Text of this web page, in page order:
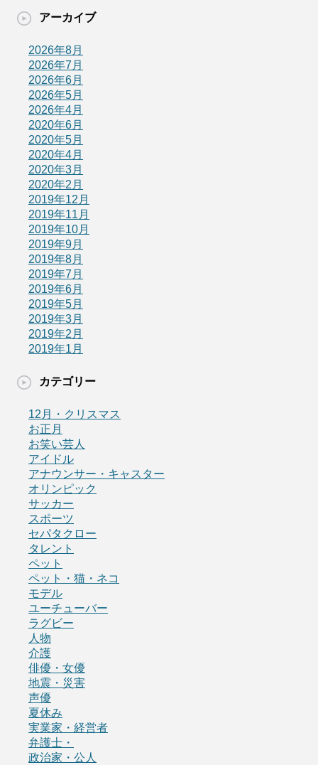
アーカイブ
2026年8月
2026年7月
2026年6月
2026年5月
2026年4月
2020年6月
2020年5月
2020年4月
2020年3月
2020年2月
2019年12月
2019年11月
2019年10月
2019年9月
2019年8月
2019年7月
2019年6月
2019年5月
2019年3月
2019年2月
2019年1月
カテゴリー
12月・クリスマス
お正月
お笑い芸人
アイドル
アナウンサー・キャスター
オリンピック
サッカー
スポーツ
セパタクロー
タレント
ペット
ペット・猫・ネコ
モデル
ユーチューバー
ラグビー
人物
介護
俳優・女優
地震・災害
声優
夏休み
実業家・経営者
弁護士・
政治家・公人